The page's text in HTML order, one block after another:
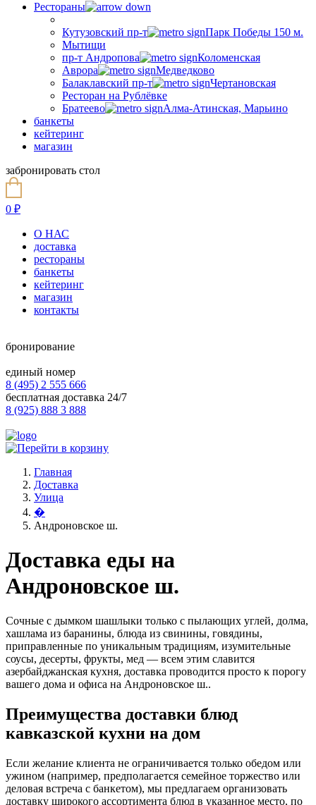
Рестораны
Кутузовский пр-т
Парк Победы 150 м.
Мытищи
пр-т Андропова
Коломенская
Аврора
Медведково
Балаклавский пр-т
Чертановская
Ресторан на Рублёвке
Братеево
Алма-Атинская, Марьино
банкеты
кейтеринг
магазин
забронировать стол
0 ₽
О НАС
доставка
рестораны
банкеты
кейтеринг
магазин
контакты
бронирование
единый номер
8 (495) 2 555 666
бесплатная доставка 24/7
8 (925) 888 3 888
Главная
Доставка
Улица
�
Андроновское ш.
Доставка еды на
Андроновское ш.
Сочные с дымком шашлыки только с пылающих углей, долма,
хашлама из баранины, блюда из свинины, говядины,
приправленные по уникальным традициям, изумительные
соусы, десерты, фрукты, мед — всем этим славится
азербайджанская кухня, доставка проводится просто к порогу
вашего дома и офиса на Андроновское ш..
Преимущества доставки блюд
кавказской кухни на дом
Если желание клиента не ограничивается только обедом или
ужином (например, предполагается семейное торжество или
деловая встреча с банкетом), мы предлагаем организовать
доставку широкого ассортимента блюд в указанное место, по